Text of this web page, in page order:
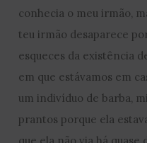
conhecia o meu irmão,
teu irmão desaparece
esqueces da existência
em que estávamos em
um indivíduo de barba,
prantos porque ela